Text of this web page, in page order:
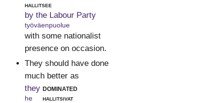
hallitsee
by the Labour Party
työväenpuolue
with some nationalist
presence on occasion.
They should have done
much better as
they
he
dominated
hallitsivat